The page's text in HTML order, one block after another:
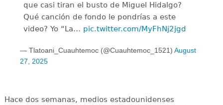
que casi tiran el busto de Miguel Hidalgo?
Qué canción de fondo le pondrías a este
video? Yo “La… pic.twitter.com/MyFhNj2jgd
— Tlatoani_Cuauhtemoc (@Cuauhtemoc_1521) August
27, 2025
Hace dos semanas, medios estadounidenses